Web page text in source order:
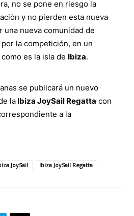
no se pone en riesgo la
y no pierden esta nueva
nueva comunidad de
la competición, en un
es la isla de Ibiza.
se publicará un nuevo
la Ibiza JoySail Regatta con
a la
JoySail Ibiza JoySail Regatta